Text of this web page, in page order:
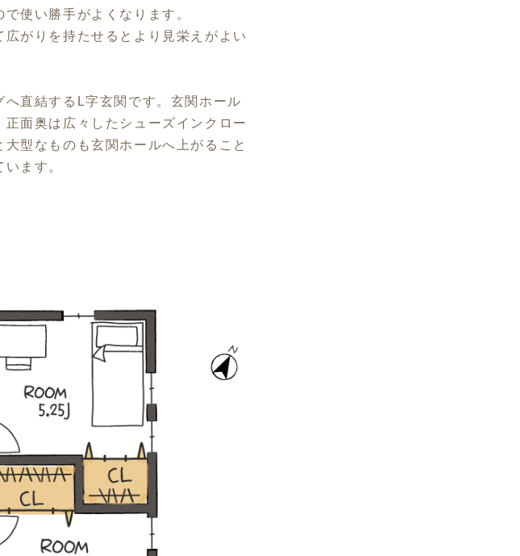
使い勝手がよくなります。
がりを持たせるとより見栄えがよい
直結するL字玄関です。玄関ホール
面奥は広々したシューズインクロー
型なものも玄関ホールへ上がること
ます。